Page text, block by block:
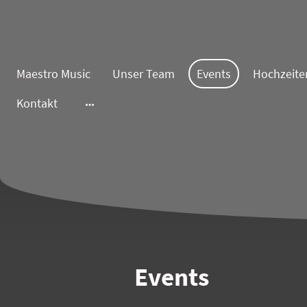
Maestro Music Unser Team Events
Kontakt
Events